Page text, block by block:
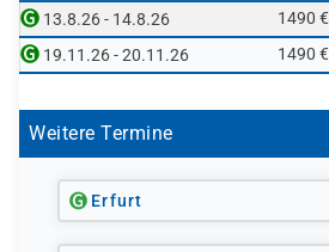
13.8.26 - 14.8.26 1490 €
19.11.26 - 20.11.26 1490 €
Weitere Termine
Erfurt